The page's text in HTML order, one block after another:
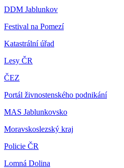
DDM Jablunkov
Festival na Pomezí
Katastrální úřad
Lesy ČR
ČEZ
Portál živnostenského podnikání
MAS Jablunkovsko
Moravskoslezský kraj
Policie ČR
Lomná Dolina